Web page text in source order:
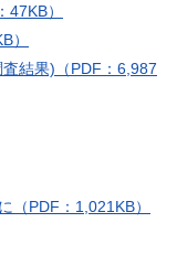
）
）
結果)（PDF：6,987
（PDF：1,021KB）